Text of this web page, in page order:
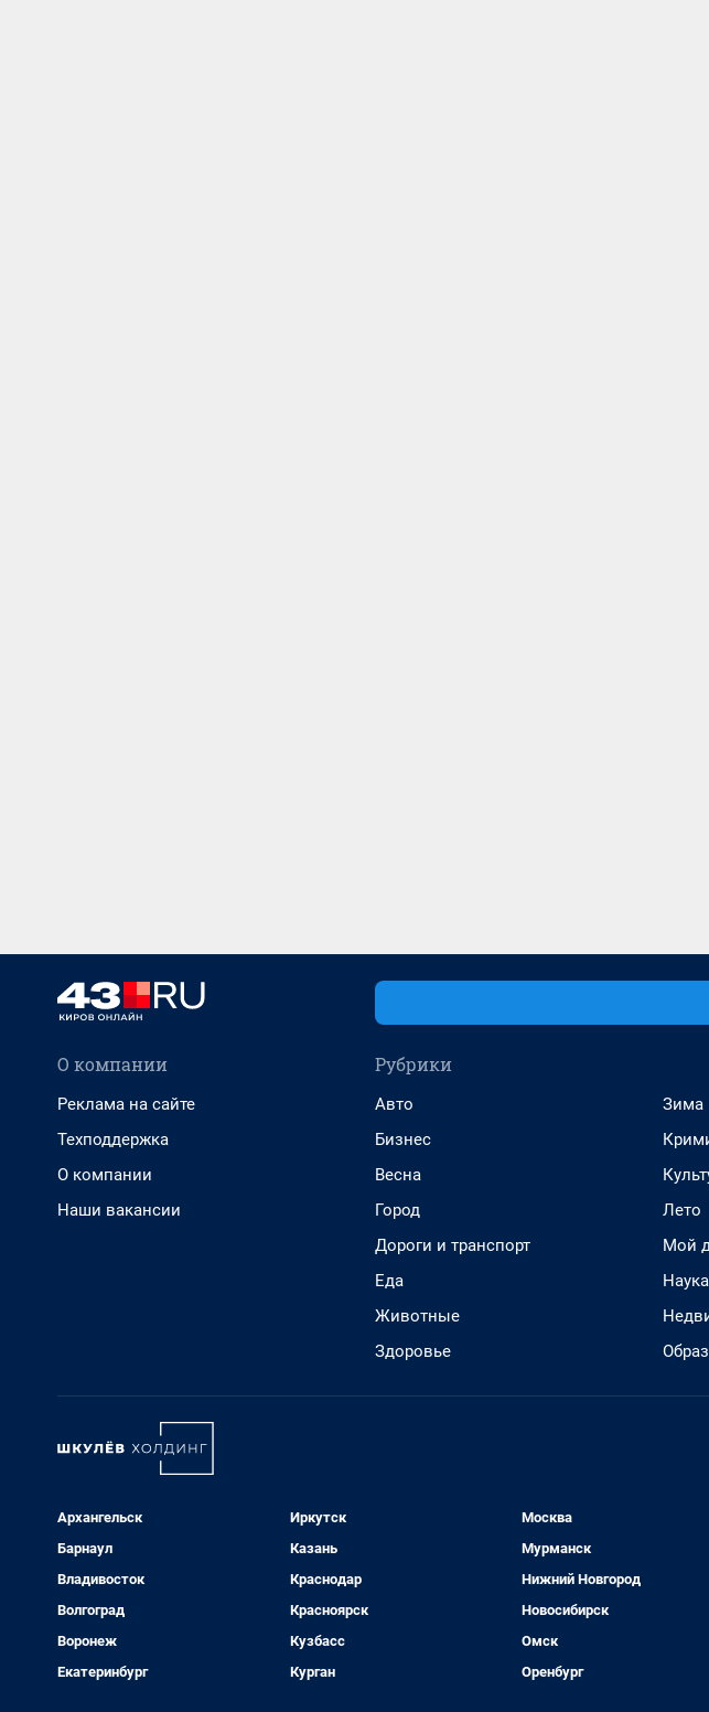
О компании
Реклама на сайте
Техподдержка
О компании
Наши вакансии
Рубрики
Авто
Бизнес
Весна
Город
Дороги и транспорт
Еда
Животные
Здоровье
Зима
Лето
Мой
Наука
Архангельск
Барнаул
Владивосток
Волгоград
Воронеж
Екатеринбург
Иркутск
Казань
Краснодар
Красноярск
Кузбасс
Курган
Москва
Мурманск
Нижний Новгород
Новосибирск
Омск
Оренбург